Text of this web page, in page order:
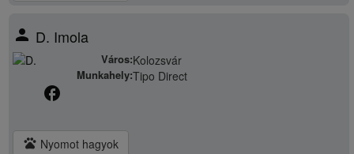
person D. Imola
Város:Kolozsvár
Munkahely:Tipo Direct
facebook
pets Nyomot hagyok